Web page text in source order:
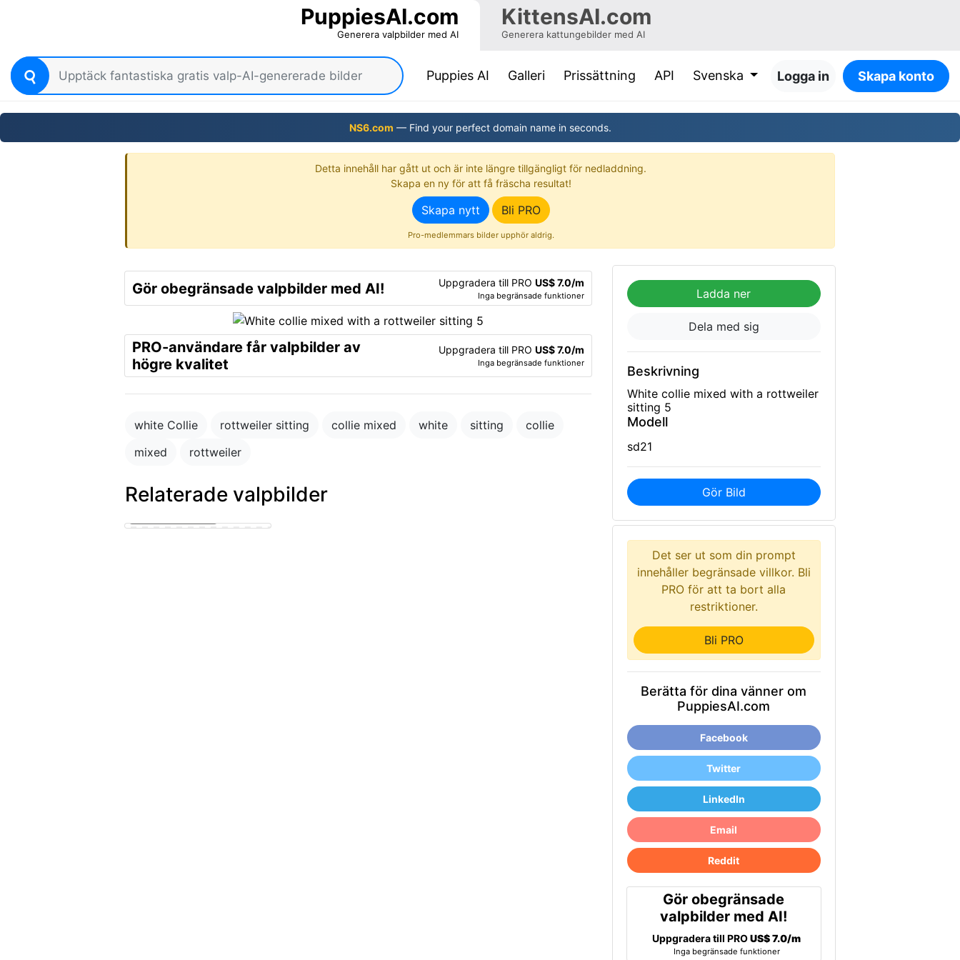
PuppiesAI.com
Generera valpbilder med AI
KittensAI.com
Generera kattungebilder med AI
Puppies AI(current)
Galleri Prissättning API Svenska Logga in Skapa konto
NS6.com — Find your perfect domain name in seconds.
Detta innehåll har gått ut och är inte längre tillgängligt för nedladdning.
Skapa en ny för att få fräscha resultat!
Skapa nytt Bli PRO
Pro-medlemmars bilder upphör aldrig.
Gör obegränsade valpbilder med AI! Uppgradera till PRO US$ 7.0/m
Inga begränsade funktioner
PRO-användare får valpbilder av
högre kvalitet
Uppgradera till PRO US$ 7.0/m
Inga begränsade funktioner
white Collie rottweiler sitting collie mixed white sitting
collie
mixed
rottweiler
Relaterade valpbilder
Ladda ner
Dela med sig
Beskrivning
White collie mixed with a rottweiler
sitting 5
Modell
sd21
Gör Bild
Det ser ut som din prompt
innehåller begränsade villkor. Bli
PRO för att ta bort alla
restriktioner.
Bli PRO
Berätta för dina vänner om
PuppiesAI.com
Facebook
Twitter
LinkedIn
Email
Reddit
Gör obegränsade
valpbilder med AI!
Uppgradera till PROUS$ 7.0/m
Inga begränsade funktioner